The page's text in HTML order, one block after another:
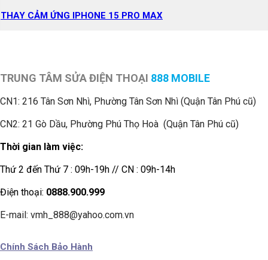
THAY CẢM ỨNG IPHONE 15 PRO MAX
TRUNG TÂM SỬA ĐIỆN THOẠI 888 MOBILE
CN1: 216 Tân Sơn Nhì, Phường Tân Sơn Nhì (Quận Tân Phú cũ)
CN2: 21 Gò Dầu, Phường Phú Thọ Hoà (Quận Tân Phú cũ)
Thời gian làm việc:
Thứ 2 đến Thứ 7 : 09h-19h // CN : 09h-14h
Điện thoại: 0888.900.999
E-mail: vmh_888@yahoo.com.vn
Chính Sách Bảo Hành